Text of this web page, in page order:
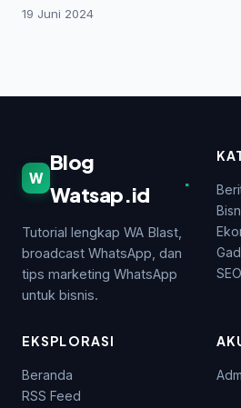
19 Juni 2024
W
Blog
Watsap.id
.
Tutorial lengkap WA Blast,
broadcast WhatsApp, dan
tips marketing WhatsApp
untuk bisnis.
SEO
EKSPLORASI
Beranda
RSS Feed